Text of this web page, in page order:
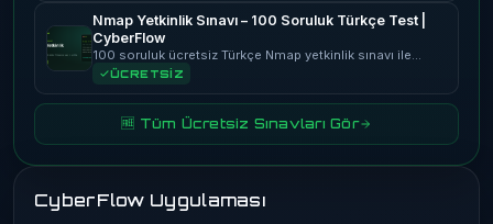
Nmap Yetkinlik Sınavı – 100 Soruluk Türkçe Test |
CyberFlow
100 soruluk ücretsiz Türkçe Nmap yetkinlik sınavı ile…
ÜCRETSİZ
🆓 Tüm Ücretsiz Sınavları Gör
CyberFlow Uygulaması